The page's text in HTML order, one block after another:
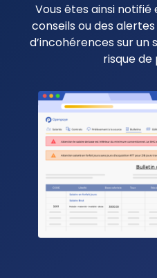
Vous êtes ainsi
conseils ou des
d’incohérences sur un
risque de